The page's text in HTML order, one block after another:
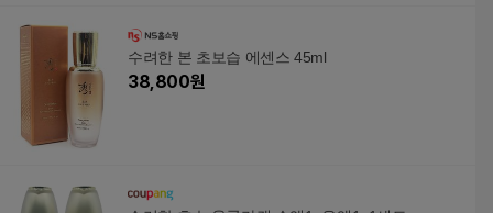
수려한 본 초보습 에센스 45ml
38,800원